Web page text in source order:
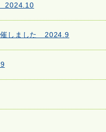
2024.10
催しました 2024.9